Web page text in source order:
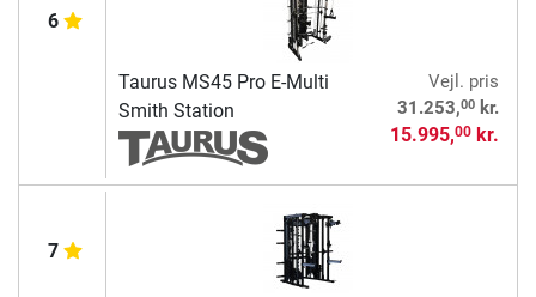
6
Taurus MS45 Pro E-Multi
Smith Station
Vejl. pris
31.253,00kr.
15.995,00kr.
7